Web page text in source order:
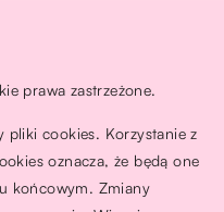
prawa zastrzeżone.
pliki cookies. Korzystanie z
oznacza, że będą one
końcowym. Zmiany